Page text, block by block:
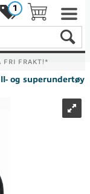
1
FRI FRAKT!*
og superundertøy